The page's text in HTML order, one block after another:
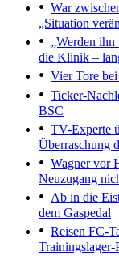
War
„Situation
„Werden ihn
die Klinik –
Vier Tore
Ticker-
BSC
TV-Experte
Überraschung
Wagner vor
Neuzugang
Ab in die
dem Gaspedal
Reisen FC-
Trainingslager-